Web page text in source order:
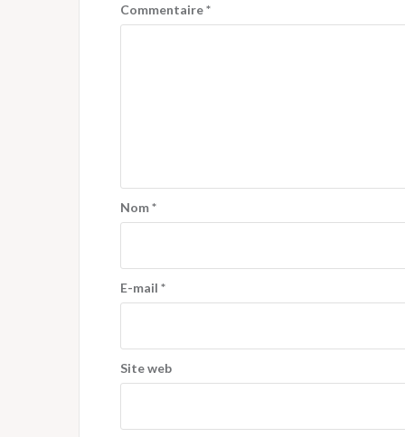
Commentaire*
Nom*
E-mail *
Site web